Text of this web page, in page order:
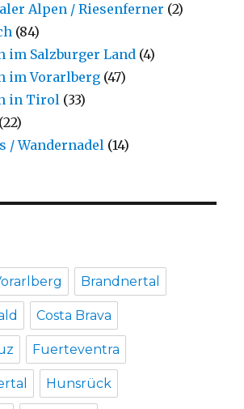
Alpen / Riesenferner (2)
(84)
im Salzburger Land (4)
im Vorarlberg (47)
in Tirol (33)
(22)
/ Wandernadel (14)
Brandnertal
Costa Brava
Fuerteventra
Hunsrück